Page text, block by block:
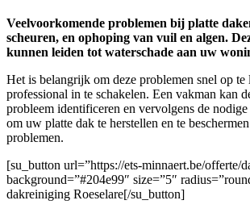
Veelvoorkomende problemen bij platte
scheuren, en ophoping van vuil en algen.
kunnen leiden tot waterschade aan uw
Het is belangrijk om deze problemen snel op te
professional in te schakelen. Een vakman kan
probleem identificeren en vervolgens de
om uw platte dak te herstellen en te
problemen.
[su_button url=”https://ets-minnaert.be/offerte/
background=”#204e99″ size=”5″
dakreiniging Roeselare[/su_button]